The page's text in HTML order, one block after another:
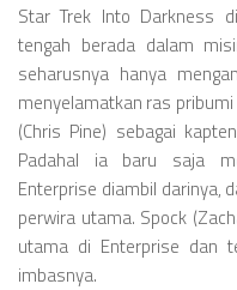
Star Trek Into Darkness
tengah berada dalam
seharusnya hanya
menyelamatkan ras pribumi
(Chris Pine) sebagai
Padahal ia baru saja
Enterprise diambil darinya,
perwira utama. Spock
utama di Enterprise dan
imbasnya.